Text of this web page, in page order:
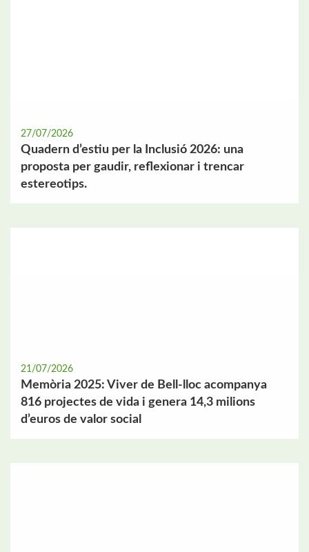
27/07/2026
Quadern d’estiu per la Inclusió 2026: una
proposta per gaudir, reflexionar i trencar
estereotips.
21/07/2026
Memòria 2025: Viver de Bell-lloc acompanya
816 projectes de vida i genera 14,3 milions
d’euros de valor social